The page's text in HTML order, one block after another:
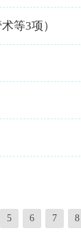
等3项）
5 6 7 8